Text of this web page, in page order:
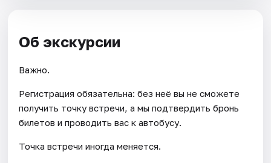
Об экскурсии
Важно.
Регистрация обязательна: без неё вы не сможете
получить точку встречи, а мы подтвердить бронь
билетов и проводить вас к автобусу.
Точка встречи иногда меняется.